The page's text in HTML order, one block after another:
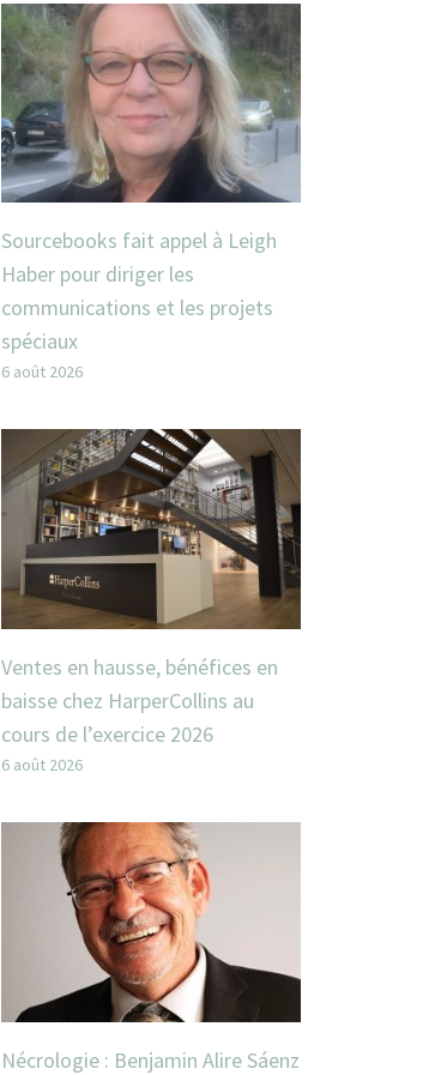
Sourcebooks fait appel à Leigh
Haber pour diriger les
communications et les projets
spéciaux
6 août 2026
Ventes en hausse, bénéfices en
baisse chez HarperCollins au
cours de l’exercice 2026
6 août 2026
Nécrologie : Benjamin Alire Sáenz